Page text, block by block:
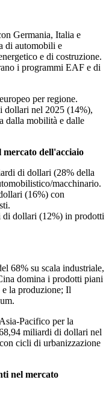
Germania, Italia e
di automobili e
e di costruzione.
i programmi EAF e di
per regione.
dollari nel 2025 (14%),
dalla mobilità e dalle
dell'acciaio
di dollari (28% della
macchinario.
(16%) con
di dollari (12%) in prodotti
68% su scala industriale,
domina i prodotti piani
la produzione; Il
Pacifico per la
miliardi di dollari nel
cicli di urbanizzazione
nel mercato